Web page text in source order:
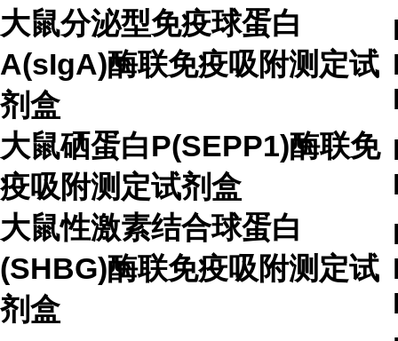
大鼠分泌型免疫球蛋白
A(sIgA)酶联免疫吸附测定试
剂盒
大鼠硒蛋白P(SEPP1)酶联免
疫吸附测定试剂盒
大鼠性激素结合球蛋白
(SHBG)酶联免疫吸附测定试
剂盒